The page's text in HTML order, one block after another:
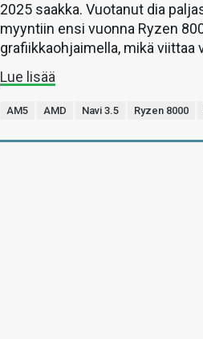
2025 saakka. Vuotanut dia
myyntiin ensi vuonna Ryzen
grafiikkaohjaimella, mikä viittaa
Lue lisää
AM5 AMD Navi 3.5 Ryzen 8000